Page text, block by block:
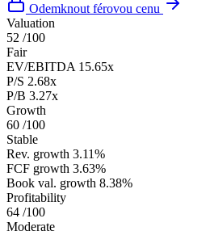
Odemknout férovou cenu
Valuation
52 /100
Fair
EV/EBITDA 15.65x
P/S 2.68x
P/B 3.27x
Growth
60 /100
Stable
Rev. growth 3.11%
FCF growth 3.63%
Book val. growth 8.38%
Profitability
64 /100
Moderate